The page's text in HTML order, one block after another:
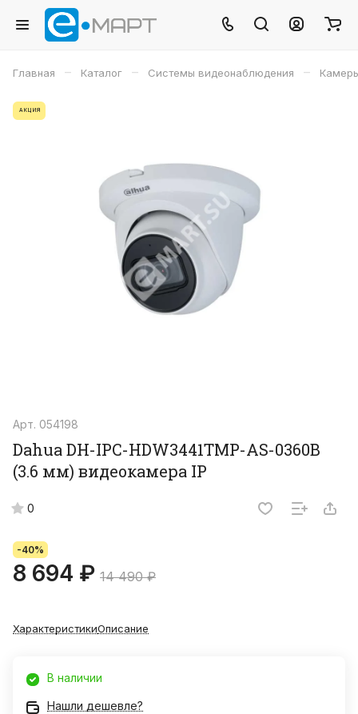
Главная – Каталог – Системы видеонаблюдения –
АКЦИЯ
Арт. 054198
Dahua DH-IPC-HDW3441TMP-AS-0360B
(3.6 мм) видеокамера IP
0
-40%
8 694 ₽ 14 490 ₽
ХарактеристикиОписание
В наличии
Нашли дешевле?